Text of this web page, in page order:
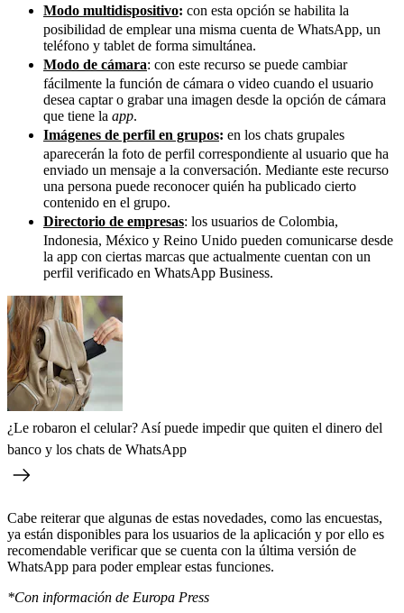
Modo multidispositivo: con esta opción se habilita la
posibilidad de emplear una misma cuenta de WhatsApp, un
teléfono y tablet de forma simultánea.
Modo de cámara: con este recurso se puede cambiar
fácilmente la función de cámara o video cuando el usuario
desea captar o grabar una imagen desde la opción de cámara
que tiene la app.
Imágenes de perfil en grupos: en los chats grupales
aparecerán la foto de perfil correspondiente al usuario que ha
enviado un mensaje a la conversación. Mediante este recurso
una persona puede reconocer quién ha publicado cierto
contenido en el grupo.
Directorio de empresas: los usuarios de Colombia,
Indonesia, México y Reino Unido pueden comunicarse desde
la app con ciertas marcas que actualmente cuentan con un
perfil verificado en WhatsApp Business.
¿Le robaron el celular? Así puede impedir que quiten el dinero del
banco y los chats de WhatsApp
Cabe reiterar que algunas de estas novedades, como las encuestas,
ya están disponibles para los usuarios de la aplicación y por ello es
recomendable verificar que se cuenta con la última versión de
WhatsApp para poder emplear estas funciones.
*Con información de Europa Press